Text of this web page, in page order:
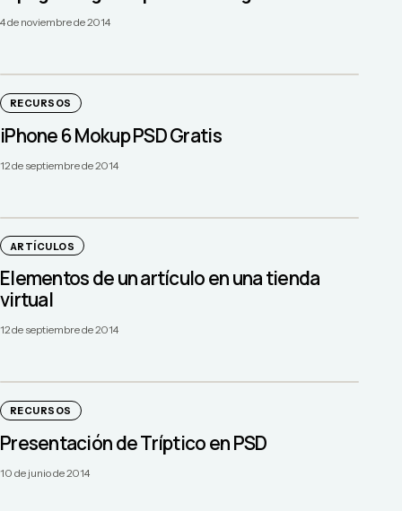
4 de noviembre de 2014
RECURSOS
iPhone 6 Mokup PSD Gratis
12 de septiembre de 2014
ARTÍCULOS
Elementos de un artículo en una tienda
virtual
12 de septiembre de 2014
RECURSOS
Presentación de Tríptico en PSD
10 de junio de 2014